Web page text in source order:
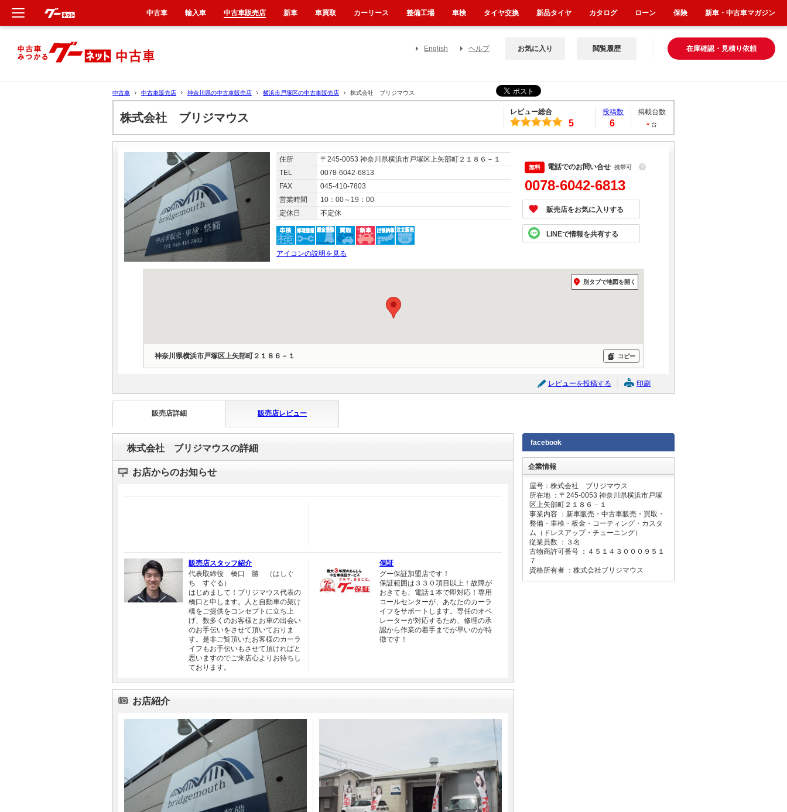
English ヘルプ 在庫確認・見積り依頼
お気に入り 閲覧履歴
中古車 中古車販売店 神奈川県の中古車販売店 横浜市戸塚区の中古車販売店 株式会社 ブリジマウス
株式会社 ブリジマウス レビュー総合
5
投稿数
6
掲載台数
- 台
住所
〒245-0053 神奈川県横浜市戸塚区上矢部町２１８６－１
TEL
0078-6042-6813
FAX
045-410-7803
営業時間
10：00～19：00
定休日
不定休
アイコンの説明を見る
電話でのお問い合せ 携帯可 ？
0078-6042-6813
販売店をお気に入りする
LINEで情報を共有する
別タブで地図を開く
神奈川県横浜市戸塚区上矢部町２１８６－１ コピー
レビューを投稿する 印刷
販売店詳細 販売店レビュー
株式会社 ブリジマウスの詳細
お店からのお知らせ
販売店スタッフ紹介
代表取締役 橋口 勝 （はしぐ
ち すぐる）
はじめまして！ブリジマウス代表の
橋口と申します。人と自動車の架け
橋をご提供をコンセプトに立ち上
げ、数多くのお客様とお車の出会い
のお手伝いをさせて頂いておりま
す。是非ご覧頂いたお客様のカーラ
イフもお手伝いもさせて頂ければと
思いますのでご来店心よりお待ちし
ております。
保証
グー保証加盟店です！
保証範囲は３３０項目以上！故障が
おきても、電話１本で即対応！専用
コールセンターが、あなたのカーラ
イフをサポートします。専任のオペ
レーターが対応するため、修理の承
認から作業の着手までが早いのが特
徴です！
お店紹介
facebook
企業情報
屋号：株式会社 ブリジマウス
所在地 ：〒 245-0053 神奈川県横浜市戸塚
区上矢部町２１８６－１
事業内容 ：新車販売・中古車販売・買取・
整備・車検・板金・コーティング・カスタ
ム（ドレスアップ・チューニング）
従業員数 ：３名
古物商許可番号 ：４５１４３０００９５１
７
資格所有者 ：株式会社ブリジマウス
中古車 輸入車 中古車販売店 新車 車買取 カーリース 整備工場 車検 タイヤ交換 新品タイヤ カタログ ローン 保険 新車・中古車マガジン
新車